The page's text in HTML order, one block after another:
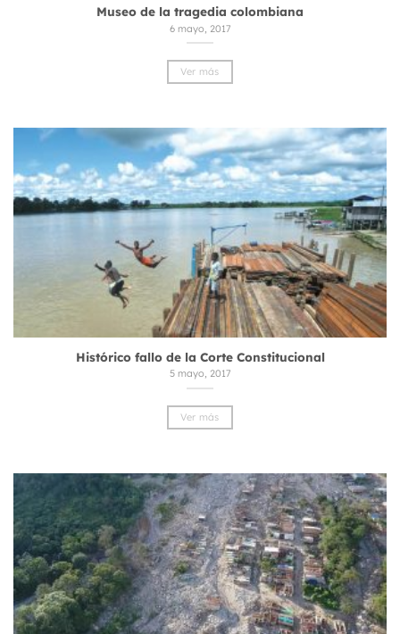
Museo de la tragedia colombiana
6 mayo, 2017
Ver más
Histórico fallo de la Corte Constitucional
5 mayo, 2017
Ver más